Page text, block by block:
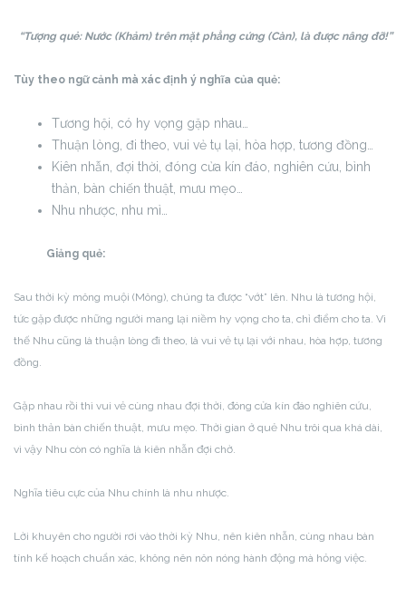
“Tượng quẻ: Nước (Khảm) trên mặt phẳng cứng (Càn), là được nâng đỡ!”
Tùy theo ngữ cảnh mà xác định ý nghĩa của quẻ:
Tương hội, có hy vọng gặp nhau…
Thuận lòng, đi theo, vui vẻ tụ lại, hòa hợp, tương đồng…
Kiên nhẫn, đợi thời, đóng cửa kín đáo, nghiên cứu, bình
thản, bàn chiến thuật, mưu mẹo…
Nhu nhược, nhu mì…
Giảng quẻ:
Sau thời kỳ mông muội (Mông), chúng ta được “vớt” lên. Nhu là tương hội,
tức gặp được những người mang lại niềm hy vọng cho ta, chỉ điểm cho ta. Vì
thế Nhu cũng là thuận lòng đi theo, là vui vẻ tụ lại với nhau, hòa hợp, tương
đồng.
Gặp nhau rồi thì vui vẻ cùng nhau đợi thời, đóng cửa kín đáo nghiên cứu,
bình thản bàn chiến thuật, mưu mẹo. Thời gian ở quẻ Nhu trôi qua khá dài,
vì vậy Nhu còn có nghĩa là kiên nhẫn đợi chờ.
Nghĩa tiêu cực của Nhu chính là nhu nhược.
Lời khuyên cho người rơi vào thời kỳ Nhu, nên kiên nhẫn, cùng nhau bàn
tính kế hoạch chuẩn xác, không nên nôn nóng hành động mà hỏng việc.